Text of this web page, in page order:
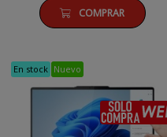
COMPRAR
En stock Nuevo